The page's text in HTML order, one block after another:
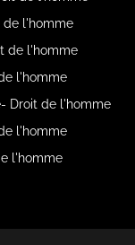
de l'homme
de l'homme
l'homme
Droit de l'homme
l'homme
l'homme